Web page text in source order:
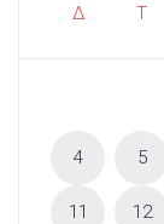
Δ Τ
4 5
11 12